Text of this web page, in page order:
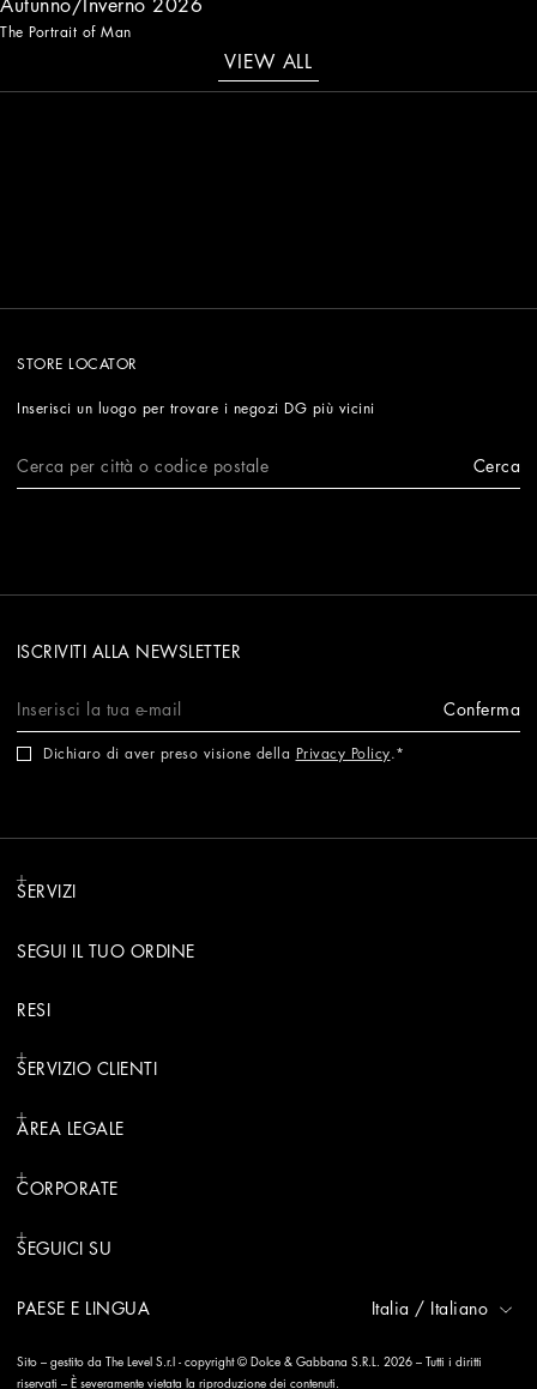
Autunno/Inverno 2026
The Portrait of Man
VIEW ALL
STORE LOCATOR
Inserisci un luogo per trovare i negozi DG più vicini
Cerca
ISCRIVITI ALLA NEWSLETTER
Conferma
Dichiaro di aver preso visione della Privacy Policy.
SERVIZI
SEGUI IL TUO ORDINE
RESI
SERVIZIO CLIENTI
AREA LEGALE
CORPORATE
SEGUICI SU
PAESE E LINGUA Italia / Italiano
Sito – gestito da The Level S.r.l - copyright © Dolce & Gabbana S.R.L. 2026 – Tutti i diritti
riservati – È severamente vietata la riproduzione dei contenuti.